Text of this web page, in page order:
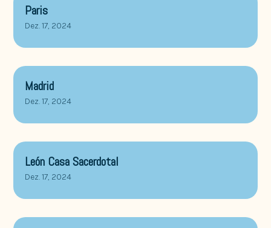
Paris
Dez. 17, 2024
Madrid
Dez. 17, 2024
León Casa Sacerdotal
Dez. 17, 2024